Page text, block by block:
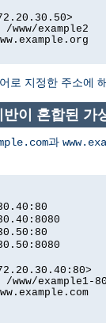
/www/example2
로 지정한 주소에
이 혼합된 가
과
/www/example1-80